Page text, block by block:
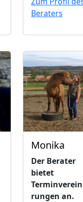
Beraters
Monika
Der Berater
bietet
rungen an.